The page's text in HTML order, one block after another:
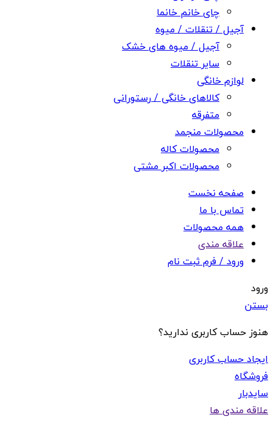
چای خانم خانما
آجیل / تنقلات / میوه
آجیل / میوه های خشک
سایر تنقلات
لوازم خانگی
کالاهای خانگی / رستورانی
متفرقه
محصولات منجمد
محصولات کاله
محصولات اکبر مشتی
صفحه نخست
تماس با ما
همه محصولات
علاقه مندی
ورود / فرم ثبت نام
ورود
بستن
هنوز حساب کاربری ندارید؟
ایجاد حساب کاربری
فروشگاه
سایدبار
علاقه مندی ها